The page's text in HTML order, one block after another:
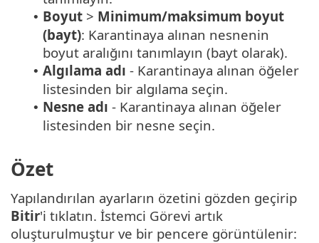
• Boyut > Minimum/maksimum boyut
(bayt): Karantinaya alınan nesnenin
boyut aralığını tanımlayın (bayt olarak).
• Algılama adı - Karantinaya alınan öğeler
listesinden bir algılama seçin.
• Nesne adı - Karantinaya alınan öğeler
listesinden bir nesne seçin.
Özet
Yapılandırılan ayarların özetini gözden geçirip
Bitir'i tıklatın. İstemci Görevi artık
oluşturulmuştur ve bir pencere görüntülenir: